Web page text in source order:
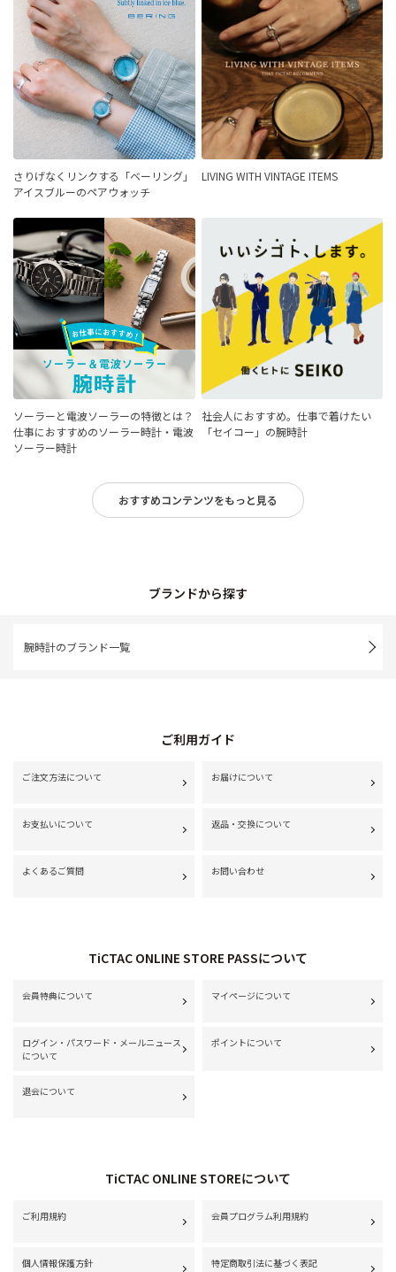
さりげなくリンクする「ベーリング」
アイスブルーのペアウォッチ
LIVING WITH VINTAGE ITEMS
ソーラーと電波ソーラーの特徴とは？
仕事におすすめのソーラー時計・電波
ソーラー時計
社会人におすすめ。仕事で着けたい
「セイコー」の腕時計
おすすめコンテンツをもっと見る
ブランドから探す
腕時計のブランド一覧
ご利用ガイド
ご注文方法について お届けについて
お支払いについて 返品・交換について
よくあるご質問 お問い合わせ
TiCTAC ONLINE STORE PASSについて
会員特典について マイページについて
ログイン・パスワード・メールニュース
について
ポイントについて
退会について
TiCTAC ONLINE STOREについて
ご利用規約 会員プログラム利用規約
個人情報保護方針 特定商取引法に基づく表記